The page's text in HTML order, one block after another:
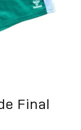
Final